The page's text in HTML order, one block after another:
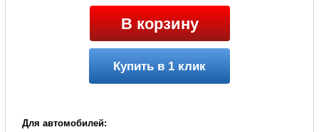
В корзину
Купить в 1 клик
Для автомобилей: